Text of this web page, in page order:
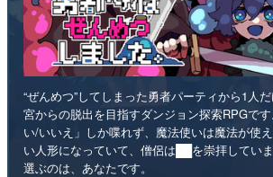
“ぜんめつ”してしまった勇者パーティから1人
宮からの脱出を目指すダンジョン探索RPGで
い/いいえ」しか喋れず、魔法使いは魔法が使
い人形になっていて、僧侶は██を崇拝してい
選ぶのは、あなたです。